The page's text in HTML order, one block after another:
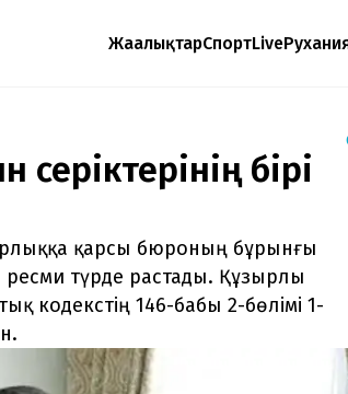
ЖаңалықтарСпортLive
бірі
қарсы бюроның бұрынғы
түрде растады. Құзырлы
кодекстің 146-бабы 2-бөлімі 1-